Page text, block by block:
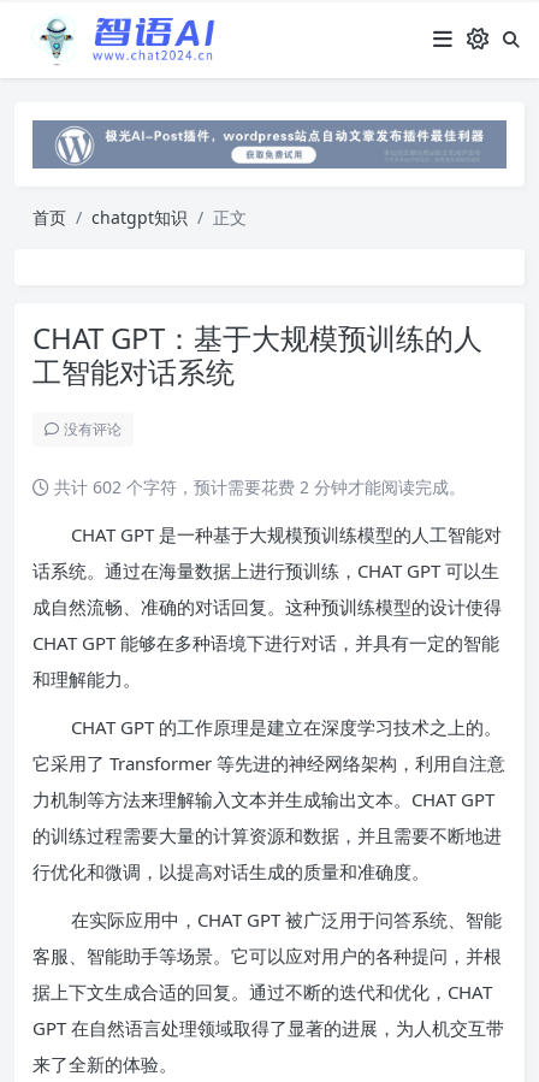
首页 chatgpt知识 正文
CHAT GPT：基于大规模预训练的人
工智能对话系统
没有评论
共计 602 个字符，预计需要花费 2 分钟才能阅读完成。
CHAT GPT 是一种基于大规模预训练模型的人工智能对
话系统。通过在海量数据上进行预训练，CHAT GPT 可以生
成自然流畅、准确的对话回复。这种预训练模型的设计使得
CHAT GPT 能够在多种语境下进行对话，并具有一定的智能
和理解能力。
CHAT GPT 的工作原理是建立在深度学习技术之上的。
它采用了 Transformer 等先进的神经网络架构，利用自注意
力机制等方法来理解输入文本并生成输出文本。CHAT GPT
的训练过程需要大量的计算资源和数据，并且需要不断地进
行优化和微调，以提高对话生成的质量和准确度。
在实际应用中，CHAT GPT 被广泛用于问答系统、智能
客服、智能助手等场景。它可以应对用户的各种提问，并根
据上下文生成合适的回复。通过不断的迭代和优化，CHAT
GPT 在自然语言处理领域取得了显著的进展，为人机交互带
来了全新的体验。